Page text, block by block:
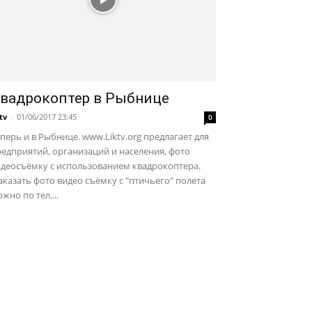
в Рыбнице
- 01/06/2017 23:45 0
и в Рыбнице. www.Liktv.org предлагает для
организаций и населения, фото
с использованием квадрокоптера.
фото видео съёмку с "птичьего" полета
по тел....